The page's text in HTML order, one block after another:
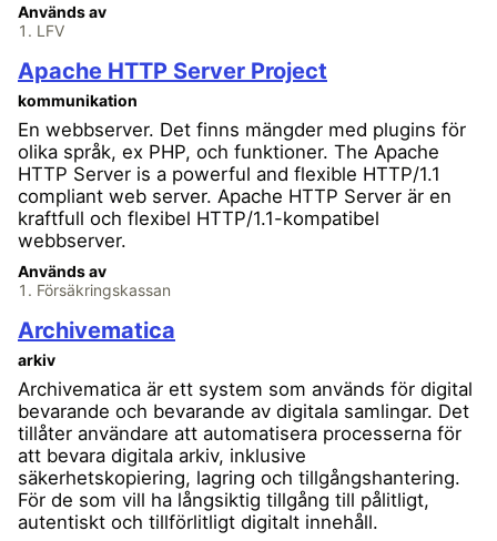
Används av
LFV
Apache HTTP Server Project
kommunikation
En webbserver. Det finns mängder med plugins för
olika språk, ex PHP, och funktioner. The Apache
HTTP Server is a powerful and flexible HTTP/1.1
compliant web server. Apache HTTP Server är en
kraftfull och flexibel HTTP/1.1-kompatibel
webbserver.
Används av
Försäkringskassan
Archivematica
arkiv
Archivematica är ett system som används för digital
bevarande och bevarande av digitala samlingar. Det
tillåter användare att automatisera processerna för
att bevara digitala arkiv, inklusive
säkerhetskopiering, lagring och tillgångshantering.
För de som vill ha långsiktig tillgång till pålitligt,
autentiskt och tillförlitligt digitalt innehåll.